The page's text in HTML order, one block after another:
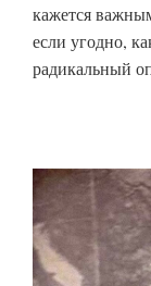
кажется
если угодно,
радикальный